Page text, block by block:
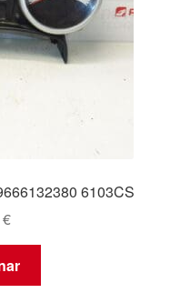
6103CS
€